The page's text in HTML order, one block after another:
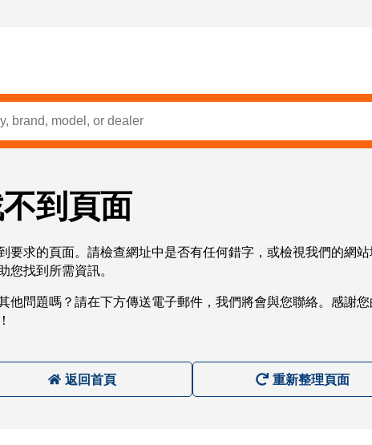
到頁面
要求的頁面。請檢查網址中是否有任何錯字，或檢視我們的網
您找到所需資訊。
他問題嗎？請在下方傳送電子郵件，我們將會與您聯絡。感謝
返回首頁 重新整理頁面